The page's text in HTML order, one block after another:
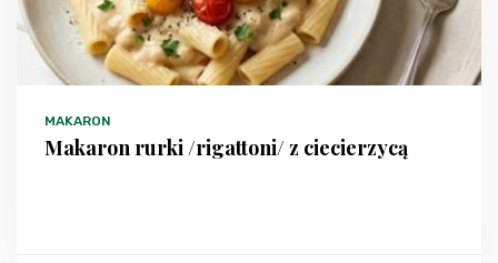
MAKARON
Makaron rurki /rigattoni/ z ciecierzycą